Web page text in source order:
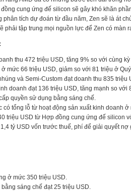
cung ứng đế silicon sẽ gây khó khăn
tích dự đoán từ đầu năm, Zen sẽ là át
phải tập trung mọi nguồn lực để Zen có màn
thu 472 triệu USD, tăng 9% so với cùng
mức 66 triệu USD, giảm so với 81 triệu ở
và Semi-Custom đạt doanh thu 835
doanh đạt 136 triệu USD, tăng mạnh so với
quyền sử dụng bằng sáng chế.
tổng lỗ từ hoạt động sản xuất kinh doanh ở
triệu USD từ Hợp đồng cung ứng đế silicon
tỷ USD vốn trước thuế, phí để giải quyết
ở mức 350 triệu USD.
sáng chế đạt 25 triệu USD.